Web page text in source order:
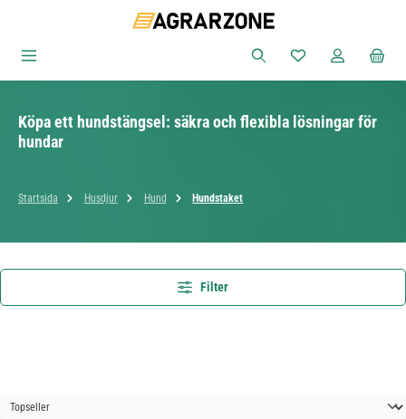
Du har 0 objekt i
Köpa ett hundstängsel: säkra och flexibla lösningar för
hundar
Startsida Husdjur Hund Hundstaket
Filter